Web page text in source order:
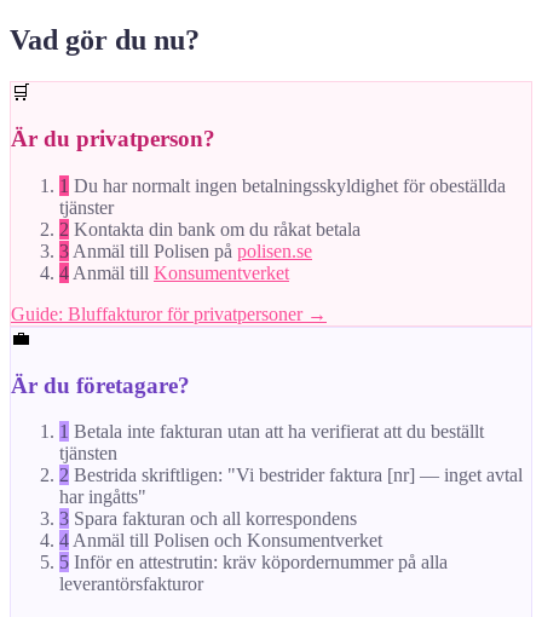
Vad gör du nu?
🛒
Är du privatperson?
1 Du har normalt ingen betalningsskyldighet för obeställda
tjänster
2 Kontakta din bank om du råkat betala
3 Anmäl till Polisen på polisen.se
4 Anmäl till Konsumentverket
Guide: Bluffakturor för privatpersoner →
💼
Är du företagare?
1 Betala inte fakturan utan att ha verifierat att du beställt
tjänsten
2 Bestrida skriftligen: "Vi bestrider faktura [nr] — inget avtal
har ingåtts"
3 Spara fakturan och all korrespondens
4 Anmäl till Polisen och Konsumentverket
5 Inför en attestrutin: kräv köpordernummer på alla
leverantörsfakturor